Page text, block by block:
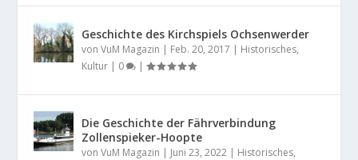
Geschichte des Kirchspiels Ochsenwerder
vonVuM Magazin | Feb. 20, 2017 | Historisches,
Kultur | 0 |
Die Geschichte der Fährverbindung
Zollenspieker-Hoopte
vonVuM Magazin | Juni 23, 2022 | Historisches,